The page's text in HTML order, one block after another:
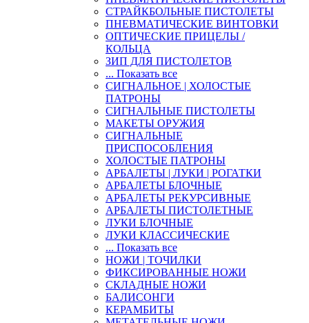
СТРАЙКБОЛЬНЫЕ ПИСТОЛЕТЫ
ПНЕВМАТИЧЕСКИЕ ВИНТОВКИ
ОПТИЧЕСКИЕ ПРИЦЕЛЫ /
КОЛЬЦА
ЗИП ДЛЯ ПИСТОЛЕТОВ
... Показать все
СИГНАЛЬНОЕ | ХОЛОСТЫЕ
ПАТРОНЫ
СИГНАЛЬНЫЕ ПИСТОЛЕТЫ
МАКЕТЫ ОРУЖИЯ
СИГНАЛЬНЫЕ
ПРИСПОСОБЛЕНИЯ
ХОЛОСТЫЕ ПАТРОНЫ
АРБАЛЕТЫ | ЛУКИ | РОГАТКИ
АРБАЛЕТЫ БЛОЧНЫЕ
АРБАЛЕТЫ РЕКУРСИВНЫЕ
АРБАЛЕТЫ ПИСТОЛЕТНЫЕ
ЛУКИ БЛОЧНЫЕ
ЛУКИ КЛАССИЧЕСКИЕ
... Показать все
НОЖИ | ТОЧИЛКИ
ФИКСИРОВАННЫЕ НОЖИ
СКЛАДНЫЕ НОЖИ
БАЛИСОНГИ
КЕРАМБИТЫ